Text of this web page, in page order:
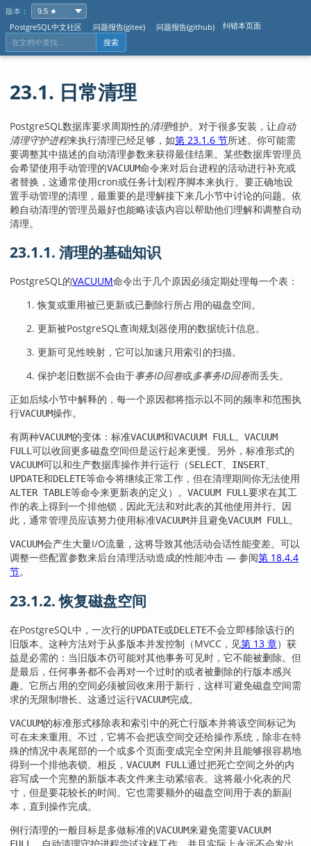
版本：
PostgreSQL中文社区
问题报告(gitee) 问题报告(github) 纠错本页面
搜索
23.1. 日常清理
PostgreSQL 数据库要求周期性的清理维护。对于很多安装，让自动
清理守护进程来执行清理已经足够，如第 23.1.6 节所述。你可能需
要调整其中描述的自动清理参数来获得最佳结果。某些数据库管理员
会希望使用手动管理的VACUUM命令来对后台进程的活动进行补充或
者替换，这通常使用cron或任务计划程序脚本来执行。要正确地设
置手动管理的清理，最重要的是理解接下来几小节中讨论的问题。依
赖自动清理的管理员最好也能略读该内容以帮助他们理解和调整自动
清理。
23.1.1. 清理的基础知识
PostgreSQL的VACUUM命令出于几个原因必须定期处理每一个表：
恢复或重用被已更新或已删除行所占用的磁盘空间。
更新被PostgreSQL查询规划器使用的数据统计信息。
更新可见性映射，它可以加速只用索引的扫描。
保护老旧数据不会由于事务ID回卷或多事务ID回卷而丢失。
正如后续小节中解释的，每一个原因都将指示以不同的频率和范围执
行VACUUM操作。
有两种VACUUM的变体：标准VACUUM和VACUUM FULL。 VACUUM
FULL可以收回更多磁盘空间但是运行起来更慢。另外，标准形式的
VACUUM可以和生产数据库操作并行运行（SELECT、 INSERT、
UPDATE和DELETE等命令将继续正常工作，但在清理期间你无法使用
ALTER TABLE等命令来更新表的定义）。 VACUUM FULL要求在其工
作的表上得到一个排他锁，因此无法和对此表的其他使用并行。因
此，通常管理员应该努力使用标准VACUUM并且避免VACUUM FULL。
VACUUM会产生大量I/O流量，这将导致其他活动会话性能变差。可以
调整一些配置参数来后台清理活动造成的性能冲击 — 参阅第 18.4.4
节。
23.1.2. 恢复磁盘空间
在PostgreSQL中，一次行的UPDATE或DELETE不会立即移除该行的
旧版本。这种方法对于从多版本并发控制（MVCC ，见第 13 章）获
益是必需的：当旧版本仍可能对其他事务可见时，它不能被删除。但
是最后，任何事务都不会再对一个过时的或者被删除的行版本感兴
趣。它所占用的空间必须被回收来用于新行，这样可避免磁盘空间需
求的无限制增长。这通过运行VACUUM完成。
VACUUM的标准形式移除表和索引中的死亡行版本并将该空间标记为
可在未来重用。不过，它将不会把该空间交还给操作系统，除非在特
殊的情况中表尾部的一个或多个页面变成完全空闲并且能够很容易地
得到一个排他表锁。相反， VACUUM FULL 通过把死亡空间之外的内
容写成一个完整的新版本表文件来主动紧缩表。这将最小化表的尺
寸，但是要花较长的时间。它也需要额外的磁盘空间用于表的新副
本，直到操作完成。
例行清理的一般目标是多做标准的VACUUM来避免需要VACUUM